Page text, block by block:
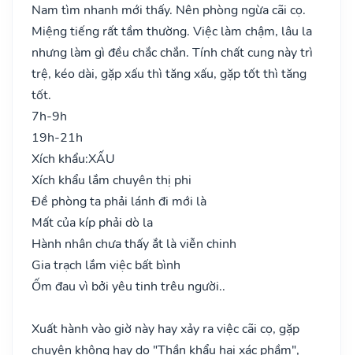
Nam tìm nhanh mới thấy. Nên phòng ngừa cãi cọ.
Miệng tiếng rất tầm thường. Việc làm chậm, lâu la
nhưng làm gì đều chắc chắn. Tính chất cung này trì
trệ, kéo dài, gặp xấu thì tăng xấu, gặp tốt thì tăng
tốt.
7h-9h
19h-21h
Xích khẩu:XẤU
Xích khẩu lắm chuyên thị phi
Đề phòng ta phải lánh đi mới là
Mất của kíp phải dò la
Hành nhân chưa thấy ắt là viễn chinh
Gia trạch lắm việc bất bình
Ốm đau vì bởi yêu tinh trêu người..
Xuất hành vào giờ này hay xảy ra việc cãi cọ, gặp
chuyện không hay do "Thần khẩu hại xác phầm",